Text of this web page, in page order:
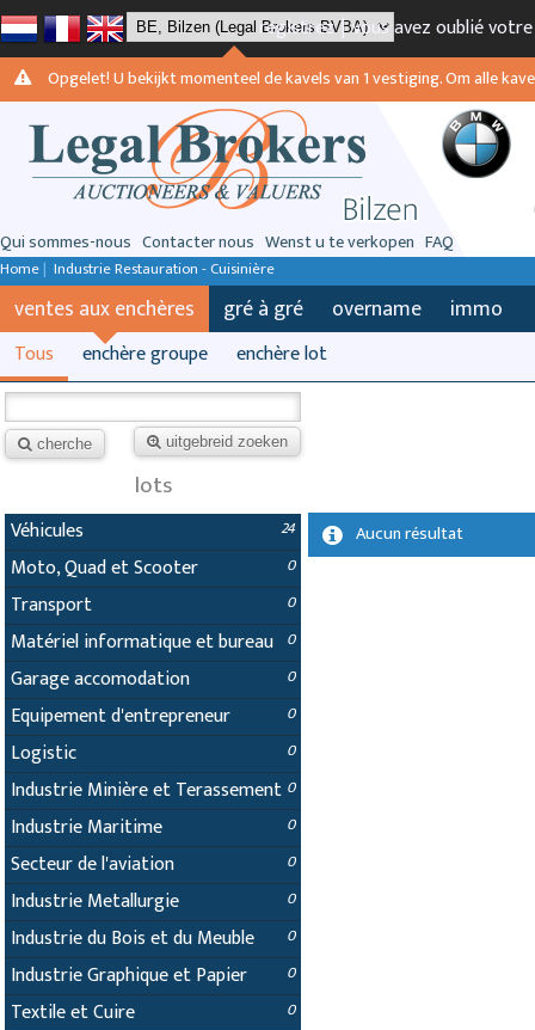
registrez | vous avez oublié
Opgelet! U bekijkt momenteel de kavels van 1 vestiging. Om alle
Qui sommes-nous Contacter nous Wenst u te verkopen FAQ
Home| Industrie Restauration - Cuisinière
ventes aux enchères gré à gré overname immo
Tous enchère groupe enchère lot
cherche uitgebreid zoeken
lots
Véhicules 24
Moto, Quad et Scooter 0
Transport 0
Matériel informatique et bureau 0
Garage accomodation 0
Equipement d'entrepreneur 0
Logistic 0
Industrie Minière et Terassement 0
Industrie Maritime 0
Secteur de l'aviation 0
Industrie Metallurgie 0
Industrie du Bois et du Meuble 0
Industrie Graphique et Papier 0
Textile et Cuire 0
Aucun résultat